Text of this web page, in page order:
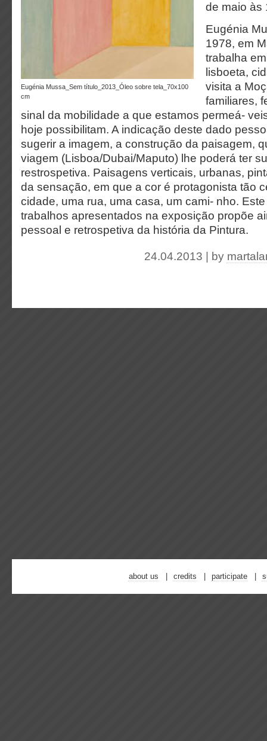
Eugénia Mussa_Sem título_2013_Óleo sobre tela_70x100
cm
de maio às
Eugénia
1978, em
trabalha
lisboeta,
visita a
familiares,
sinal da mobilidade a que estamos permeá-
hoje possibilitam. A indicação deste dado
sugerir a imagem, a construção da paisagem,
viagem (Lisboa/Dubai/Maputo) lhe poderá ter
restrospetiva. Paisagens verticais, urbanas,
da sensação, em que a cor é protagonista tão
cidade, uma rua, uma casa, um cami- nho.
trabalhos apresentados na exposição propõe
pessoal e retrospetiva da história da Pintura.
24.04.2013 | by
about us credits participate